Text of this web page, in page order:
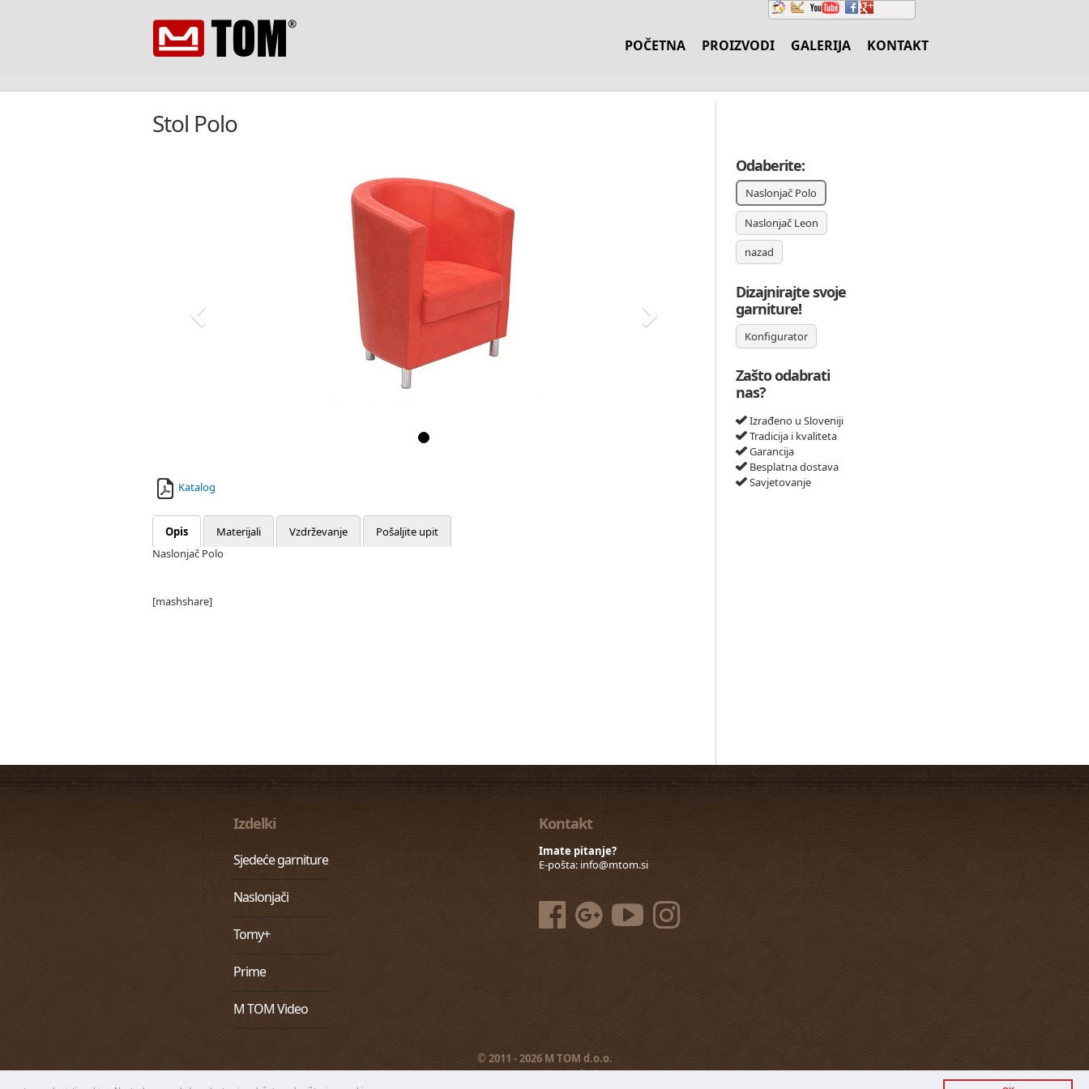
KONTAKT
GALERIJA
PROIZVODI
POČETNA
Stol Polo
Katalog
Opis Materijali Vzdrževanje
Pošaljite upit
Naslonjač Polo
[mashshare]
Odaberite:
Naslonjač Polo
Naslonjač Leon
nazad
Dizajnirajte svoje
garniture!
Konfigurator
Zašto odabrati
nas?
Izrađeno u Sloveniji
Tradicija i kvaliteta
Garancija
Besplatna dostava
Savjetovanje
Izdelki
Sjedeće garniture
Naslonjači
Tomy+
Prime
M TOM Video
Kontakt
Imate pitanje?
E-pošta: info@mtom.si
© 2011 - 2026 M TOM d.o.o.
Prva stran|Kontakt|